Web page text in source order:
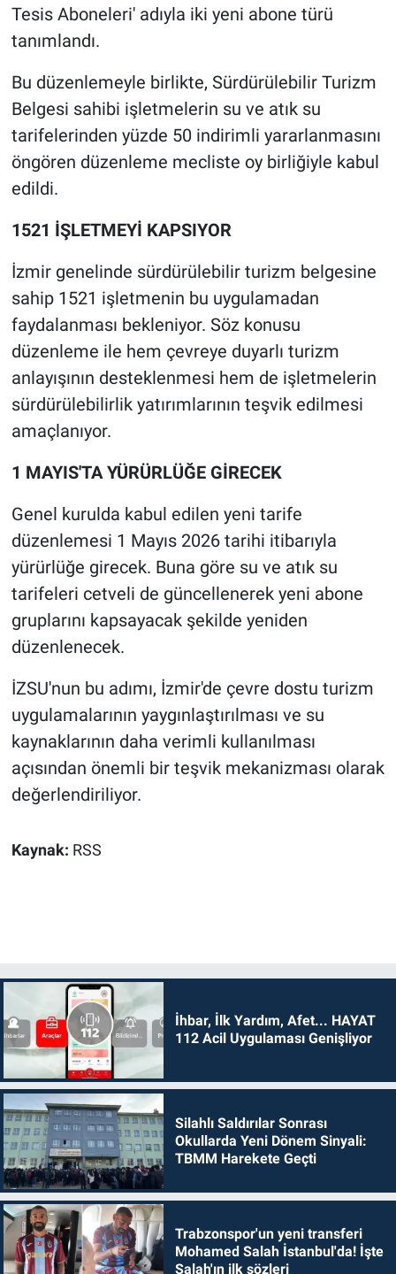
Tesis Aboneleri' adıyla iki yeni abone türü
tanımlandı.
Bu düzenlemeyle birlikte, Sürdürülebilir Turizm
Belgesi sahibi işletmelerin su ve atık su
tarifelerinden yüzde 50 indirimli yararlanmasını
öngören düzenleme mecliste oy birliğiyle kabul
edildi.
1521 İŞLETMEYİ KAPSIYOR
İzmir genelinde sürdürülebilir turizm belgesine
sahip 1521 işletmenin bu uygulamadan
faydalanması bekleniyor. Söz konusu
düzenleme ile hem çevreye duyarlı turizm
anlayışının desteklenmesi hem de işletmelerin
sürdürülebilirlik yatırımlarının teşvik edilmesi
amaçlanıyor.
1 MAYIS'TA YÜRÜRLÜĞE GİRECEK
Genel kurulda kabul edilen yeni tarife
düzenlemesi 1 Mayıs 2026 tarihi itibarıyla
yürürlüğe girecek. Buna göre su ve atık su
tarifeleri cetveli de güncellenerek yeni abone
gruplarını kapsayacak şekilde yeniden
düzenlenecek.
İZSU'nun bu adımı, İzmir'de çevre dostu turizm
uygulamalarının yaygınlaştırılması ve su
kaynaklarının daha verimli kullanılması
açısından önemli bir teşvik mekanizması olarak
değerlendiriliyor.
Kaynak: RSS
İhbar, İlk Yardım, Afet... HAYAT
112 Acil Uygulaması Genişliyor
Silahlı Saldırılar Sonrası
Okullarda Yeni Dönem Sinyali:
TBMM Harekete Geçti
Trabzonspor'un yeni transferi
Mohamed Salah İstanbul'da! İşte
Salah'ın ilk sözleri